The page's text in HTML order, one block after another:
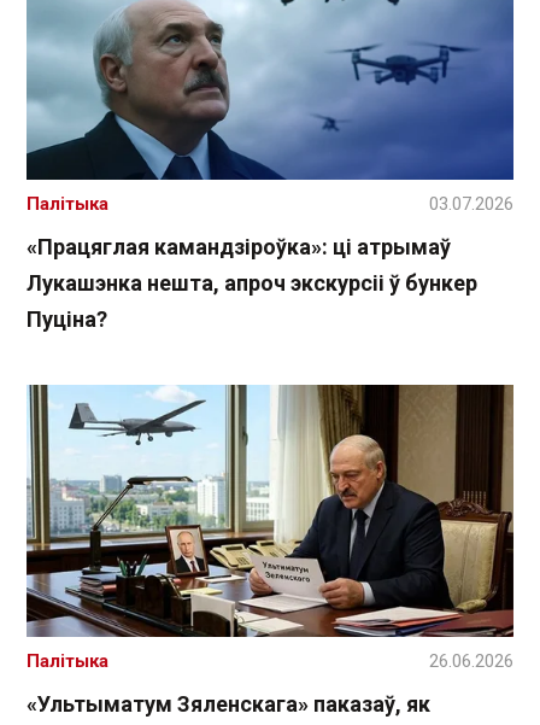
«Працяглая камандзіроўка»: ці атрымаў
Лукашэнка нешта, апроч экскурсіі ў бункер
Пуціна?
Палітыка 03.07.2026
«Ультыматум Зяленскага» паказаў, як
Палітыка 26.06.2026